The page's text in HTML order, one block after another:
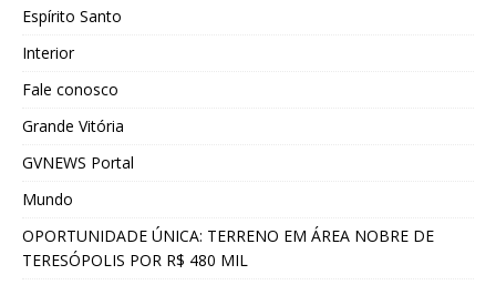
Espírito Santo
Interior
Fale conosco
Grande Vitória
GVNEWS Portal
Mundo
OPORTUNIDADE ÚNICA: TERRENO EM ÁREA NOBRE DE
TERESÓPOLIS POR R$ 480 MIL